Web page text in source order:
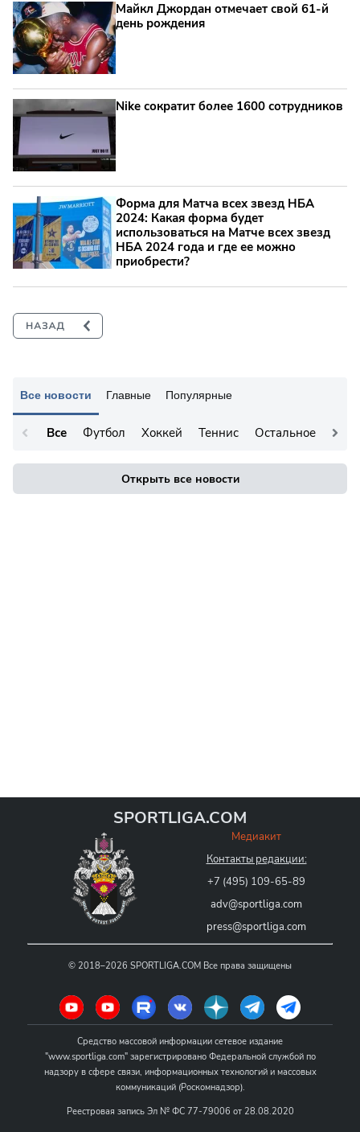
Все новости Главные Популярные
Все Футбол Хоккей Теннис Остальное
Открыть все новости
Майкл Джордан отмечает свой 61-й
день рождения
Nike сократит более 1600 сотрудников
Форма для Матча всех звезд НБА
2024: Какая форма будет
использоваться на Матче всех звезд
НБА 2024 года и где ее можно
приобрести?
SPORTLIGA.COM
Медиакит
Контакты редакции:
+7 (495) 109-65-89
adv@sportliga.com
press@sportliga.com
© 2018–2026 SPORTLIGA.COM Все права защищены
Средство массовой информации сетевое издание
"www.sportliga.com" зарегистрировано Федеральной службой по
надзору в сфере связи, информационных технологий и массовых
коммуникаций (Роскомнадзор).
Реестровая запись Эл № ФС 77-79006 от 28.08.2020